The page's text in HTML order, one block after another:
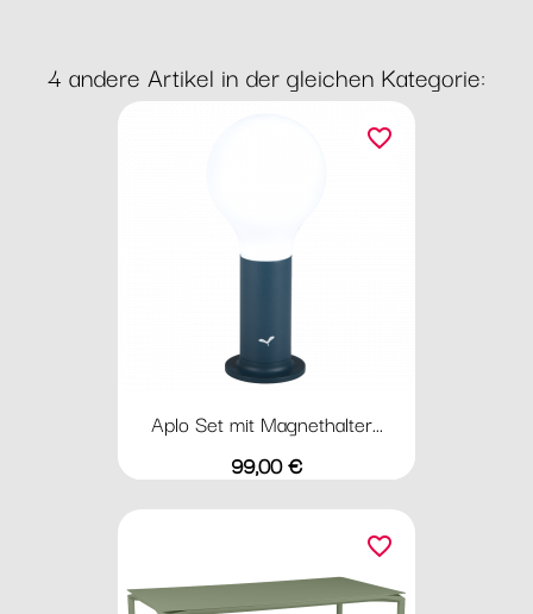
4 andere Artikel in der gleichen Kategorie:
Aplo Set mit Magnethalter...
Preis
99,00 €
favorite_border
favorite_border